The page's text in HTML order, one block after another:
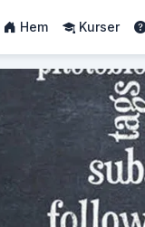
Hem Kurser